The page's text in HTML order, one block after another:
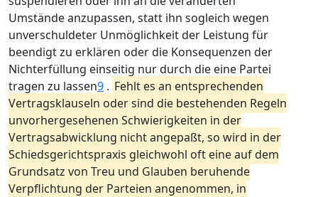
Umstände anzupassen, statt ihn sogleich wegen
unverschuldeter Unmöglichkeit der Leistung für
beendigt zu erklären oder die Konsequenzen der
Nichterfüllung einseitig nur durch die eine Partei
tragen zu lassen9 . Fehlt es an entsprechenden
Vertragsklauseln oder sind die bestehenden Regeln
unvorhergesehenen Schwierigkeiten in der
Vertragsabwicklung nicht angepaßt, so wird in der
Schiedsgerichtspraxis gleichwohl oft eine auf dem
Grundsatz von Treu und Glauben beruhende
Verpflichtung der Parteien angenommen, in